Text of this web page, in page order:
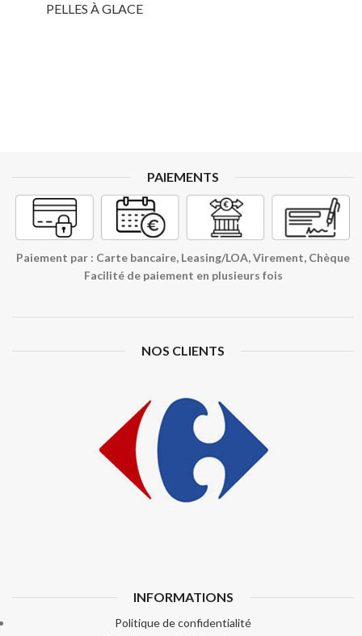
PELLES À GLACE
PAIEMENTS
Paiement par : Carte bancaire, Leasing/LOA, Virement, Chèque
Facilité de paiement en plusieurs fois
NOS CLIENTS
INFORMATIONS
Politique de confidentialité